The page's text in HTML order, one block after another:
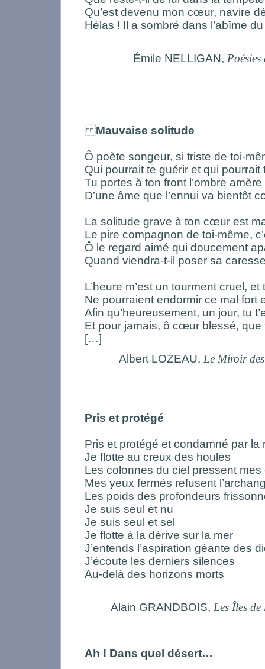
Qu’est devenu mon cœur, navire
Hélas ! Il a sombré dans l’abîme
Émile NELLIGAN, Poésies
Mauvaise solitude
Ô poète songeur, si triste de toi-
Qui pourrait te guérir et qui pourrait
Tu portes à ton front l’ombre
D’une âme que l’ennui va bientôt
La solitude grave à ton cœur est
Le pire compagnon de toi-même,
Ô le regard aimé qui doucement
Quand viendra-t-il poser sa
L’heure m’est un tourment cruel,
Ne pourraient endormir ce mal fort
Afin qu’heureusement, un jour, tu
Et pour jamais, ô cœur blessé, que
[…]
Albert LOZEAU, Le Miroir
Pris et protégé
Pris et protégé et condamné par la
Je flotte au creux des houles
Les colonnes du ciel pressent mes
Mes yeux fermés refusent
Les poids des profondeurs
Je suis seul et nu
Je suis seul et sel
Je flotte à la dérive sur la mer
J’entends l’aspiration géante des
J’écoute les derniers silences
Au-delà des horizons morts
Alain GRANDBOIS, Les Îles
Ah ! Dans quel désert…